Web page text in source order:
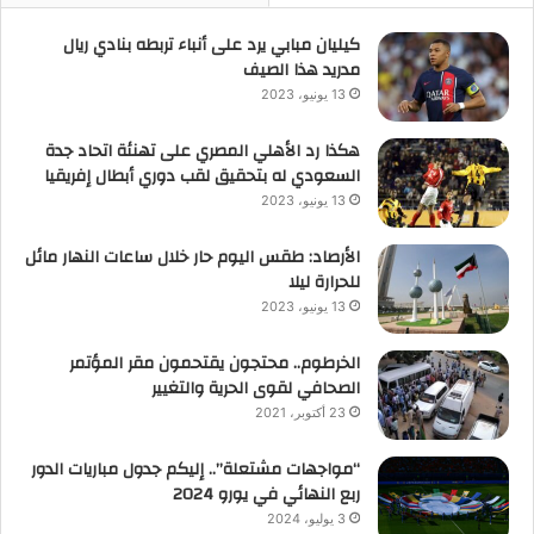
كيليان مبابي يرد على أنباء تربطه بنادي ريال
مدريد هذا الصيف
13 يونيو، 2023
هكذا رد الأهلي المصري على تهنئة اتحاد جدة
السعودي له بتحقيق لقب دوري أبطال إفريقيا
13 يونيو، 2023
الأرصاد: طقس اليوم حار خلال ساعات النهار مائل
للحرارة ليلا
13 يونيو، 2023
الخرطوم.. محتجون يقتحمون مقر المؤتمر
الصحافي لقوى الحرية والتغيير
23 أكتوبر، 2021
“مواجهات مشتعلة”.. إليكم جدول مباريات الدور
ربع النهائي في يورو 2024
3 يوليو، 2024